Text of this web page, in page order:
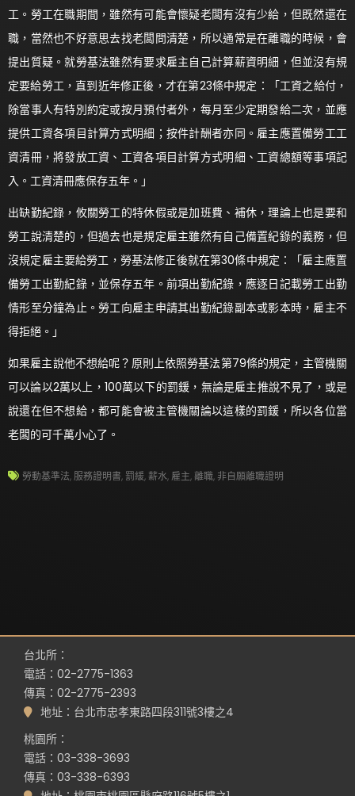
工。勞工在職期間，雖然有可能會懷疑老闆有沒有少給，但既然還在
職，當然也不好意思去找老闆問清楚，所以通常是在離職的時候，會
提出質疑。就勞基法雖然有要求雇主自己計算薪資明細，但並沒有規
定要給勞工，直到近年修正後，才在第23條中規定：「工資之給付，
除當事人有特別約定或按月預付者外，每月至少定期發給二次，並應
提供工資各項目計算方式明細；按件計酬者亦同。雇主應置備勞工工
資清冊，將發放工資、工資各項目計算方式明細、工資總額等事項記
入。工資清冊應保存五年。」
出缺勤紀錄，攸關勞工的特休假或是加班費、補休，理論上也是要和
勞工說清楚的，但過去也是規定雇主雖然有自己備置紀錄的義務，但
沒規定雇主要給勞工，勞基法修正後就在第30條中規定：「雇主應置
備勞工出勤紀錄，並保存五年。前項出勤紀錄，應逐日記載勞工出勤
情形至分鐘為止。勞工向雇主申請其出勤紀錄副本或影本時，雇主不
得拒絕。」
如果雇主說他不想給呢？原則上依照勞基法第79條的規定，主管機關
可以論以2萬以上，100萬以下的罰鍰，無論是雇主推說不見了，或是
說還在但不想給，都可能會被主管機關論以這樣的罰鍰，所以各位當
老闆的可千萬小心了。
勞動基準法,服務證明書, 罰緩,薪水, 雇主,離職, 非自願離職證明
台北所：
電話：02-2775-1363
傳真：02-2775-2393
地址：台北市忠孝東路四段311號3樓之4
桃園所：
電話：03-338-3693
傳真：03-338-6393